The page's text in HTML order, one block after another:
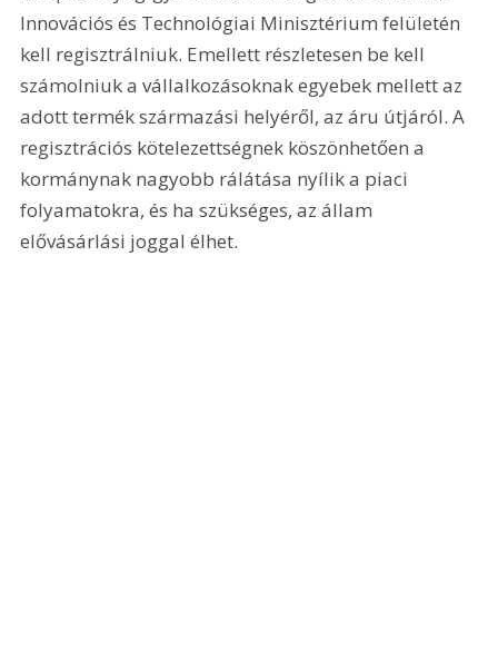
Innovációs és Technológiai Minisztérium felületén
kell regisztrálniuk. Emellett részletesen be kell
számolniuk a vállalkozásoknak egyebek mellett az
adott termék származási helyéről, az áru útjáról. A
regisztrációs kötelezettségnek köszönhetően a
kormánynak nagyobb rálátása nyílik a piaci
folyamatokra, és ha szükséges, az állam
elővásárlási joggal élhet.